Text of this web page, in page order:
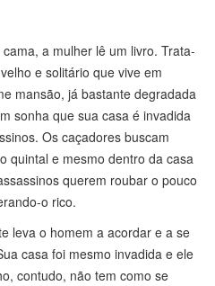
a mulher lê um livro. Trata-
e solitário que vive em
mansão, já bastante degradada
sonha que sua casa é invadida
Os caçadores buscam
quintal e mesmo dentro da casa
querem roubar o pouco
o rico.
leva o homem a acordar e a se
casa foi mesmo invadida e ele
contudo, não tem como se